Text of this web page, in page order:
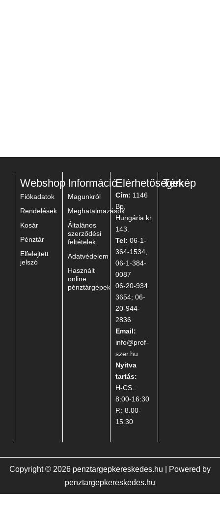
Webshop
Fiókadatok
Rendelések
Kosár
Pénztár
Elfelejtett
jelszó
Információ
Magunkról
Meghatalmazások
Általános
szerződési
feltételek
Adatvédelem
Használt
online
pénztárgépek
Elérhetőségek
Cím: 1146
Bp,
Hungária kr
143.
Tel: 06-1-
364-1534;
06-1-384-
0087
06-20-934
3654; 06-
20-944-
2836
Email:
info@prof-
szer.hu
Nyitva
tartás:
H-CS.:
8:00-16:30
P.: 8.00-
15:30
Térkép
Copyright © 2026 penztargepkereskedes.hu | Powered by
penztargepkereskedes.hu